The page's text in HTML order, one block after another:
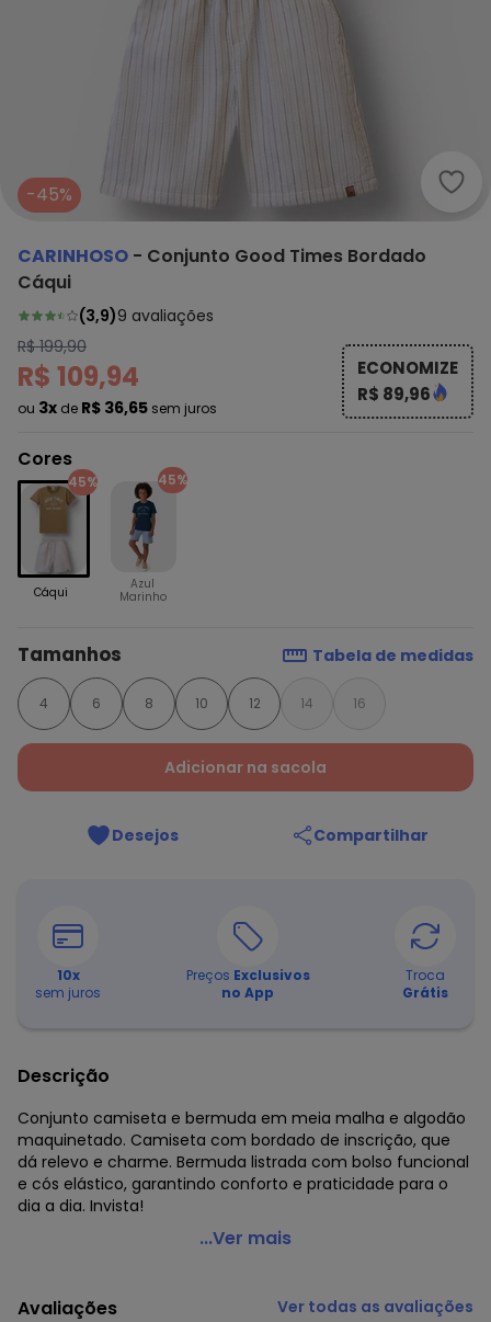
-45%
CARINHOSO - Conjunto Good Times Bordado
Cáqui
(3,9)9 avaliações
R$ 199,90
R$ 109,94
ou 3x de R$ 36,65 sem juros
ECONOMIZE
R$ 89,96
Cores
45%
Cáqui
45%
Azul
Marinho
Tamanhos Tabela de medidas
4 6 8 10 12 14 16
Adicionar na sacola
Desejos Compartilhar
10x
sem juros
Preços Exclusivos
no App
Troca
Grátis
Descrição
Conjunto camiseta e bermuda em meia malha e algodão
maquinetado. Camiseta com bordado de inscrição, que
dá relevo e charme. Bermuda listrada com bolso funcional
e cós elástico, garantindo conforto e praticidade para o
dia a dia. Invista!
Carinhoso - Conjunto Good Times Bordado Cáqui
Comprimento da Manga: Curta
...Ver mais
Avaliações Ver todas as avaliações